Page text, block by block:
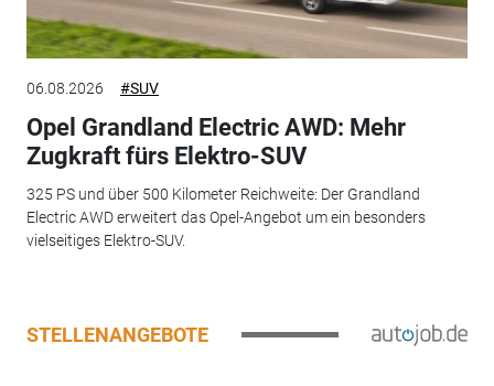
06.08.2026 #SUV
Opel Grandland Electric AWD: Mehr
Zugkraft fürs Elektro-SUV
325 PS und über 500 Kilometer Reichweite: Der Grandland
Electric AWD erweitert das Opel-Angebot um ein besonders
vielseitiges Elektro-SUV.
STELLENANGEBOTE